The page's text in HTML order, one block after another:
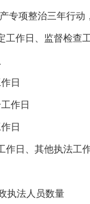
专项整治三年行
工作日、监督检查
日
作日
日
作日、其他执法工
执法人员数量